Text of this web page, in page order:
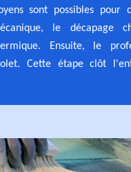
sont possibles pour
le décapage
Ensuite, le
Cette étape clôt